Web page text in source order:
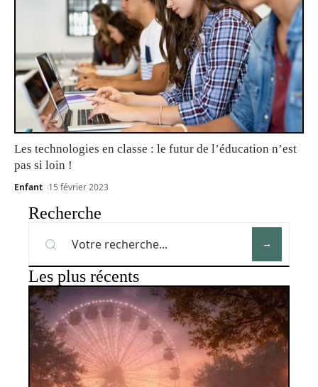
Les technologies en classe : le futur de l’éducation n’est
pas si loin !
Enfant 15 février 2023
Recherche
Les plus récents